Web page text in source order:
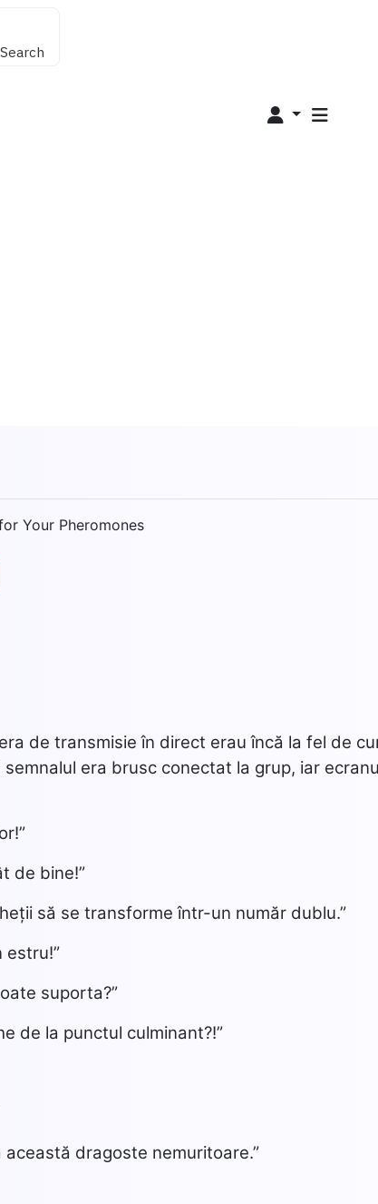
Search
Your Pheromones
de transmisie în direct erau încă la fel de
era brusc conectat la grup, iar
de bine!”
să se transforme într-un număr dublu.”
estru!”
suporta?”
de la punctul culminant?!”
dragoste nemuritoare.”